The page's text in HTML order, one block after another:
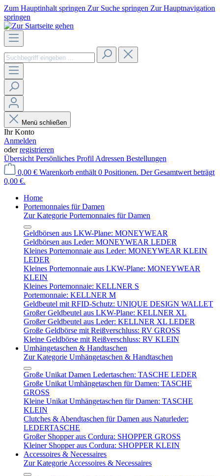
Zum Hauptinhalt springen Zur Suche springen Zur Hauptnavigation
springen
Menü schließen
Ihr Konto
Anmelden
oderregistrieren
Übersicht Persönliches Profil Adressen Bestellungen
0,00 € Warenkorb enthält 0 Positionen. Der Gesamtwert beträgt
0,00 €.
Home
Portemonnaies für Damen
Zur Kategorie Portemonnaies für Damen
Geldbörsen aus LKW-Plane: MONEYWEAR
Geldbörsen aus Leder: MONEYWEAR LEDER
Kleines Portemonnaie aus Leder: MONEYWEAR KLEIN
LEDER
Kleines Portemonnaie aus LKW-Plane: MONEYWEAR
KLEIN
Kleines Portemonnaie: KELLNER S
Portemonnaie: KELLNER M
Geldbeutel mit RFID-Schutz: UNIQUE DESIGN WALLET
Großer Geldbeutel aus LKW-Plane: KELLNER XL
Großer Geldbeutel aus Leder: KELLNER XL LEDER
Große Geldbörse mit Reißverschluss: RV GROSS
Kleine Geldbörse mit Reißverschluss: RV KLEIN
Umhängetaschen & Handtaschen
Zur Kategorie Umhängetaschen & Handtaschen
Große Unikat Damen Ledertaschen: TASCHE LEDER
Große Unikat Umhängetaschen für Damen: TASCHE
GROSS
Kleine Unikat Umhängetaschen für Damen: TASCHE
KLEIN
Clutches & Abendtaschen für Damen aus Naturleder:
LEDERTASCHE
Großer Shopper aus Cordura: SHOPPER GROSS
Kleiner Shopper aus Cordura: SHOPPER KLEIN
Accessoires & Necessaires
Zur Kategorie Accessoires & Necessaires